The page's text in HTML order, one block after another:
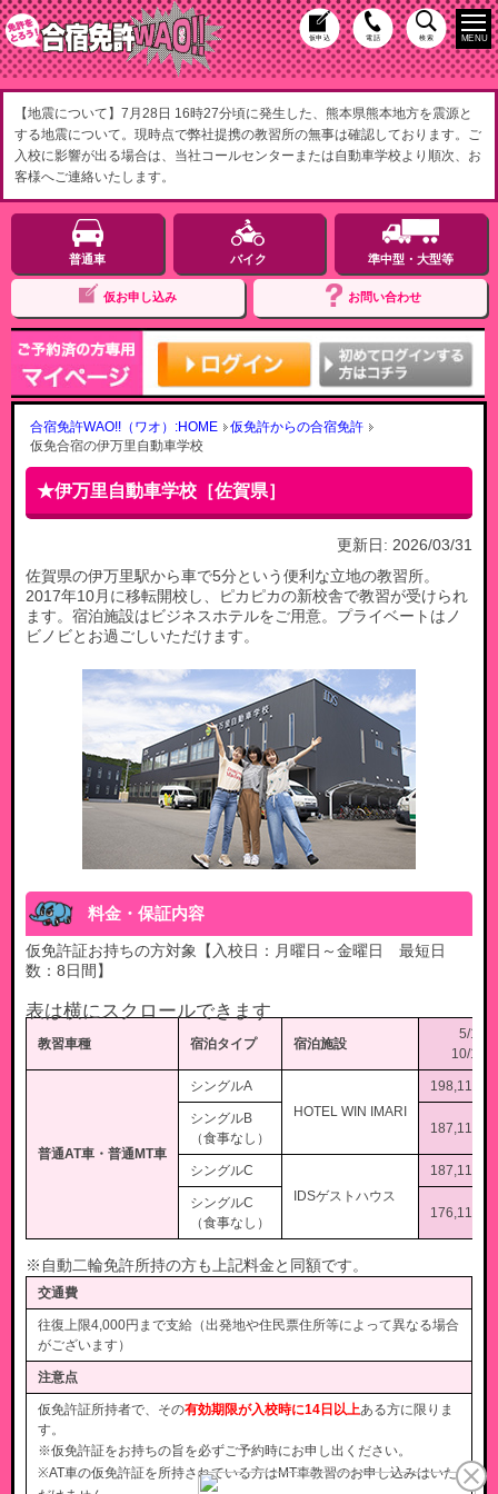
仮申込 電話 検索
【地震について】7月28日 16時27分頃に発生した、熊本県熊本地方を震源と
する地震について。現時点で弊社提携の教習所の無事は確認しております。ご
入校に影響が出る場合は、当社コールセンターまたは自動車学校より順次、お
客様へご連絡いたします。
普通車 バイク 準中型・大型等
仮お申し込み お問い合わせ
MENU
合宿免許WAO!!（ワオ）:HOME
仮免許からの合宿免許
仮免合宿の伊万里自動車学校
伊万里自動車学校［佐賀県］
更新日: 2026/03/31
佐賀県の伊万里駅から車で5分という便利な立地の教習所。
2017年10月に移転開校し、ピカピカの新校舎で教習が受けられ
ます。宿泊施設はビジネスホテルをご用意。プライベートはノ
ビノビとお過ごしいただけます。
料金・保証内容
仮免許証お持ちの方対象【入校日：月曜日～金曜日 最短日
数：8日間】
教習車種 宿泊タイプ 宿泊施設
5/1～
10/1～
普通AT車・普通MT車
シングルA
HOTEL WIN IMARI
198,110円
シングルB
（食事なし）
187,110円
シングルC
IDSゲストハウス
187,110円
シングルC
（食事なし）
176,110円
※自動二輪免許所持の方も上記料金と同額です。
交通費
往復上限4,000円まで支給（出発地や住民票住所等によって異なる場合
がございます）
注意点
仮免許証所持者で、その有効期限が入校時に14日以上ある方に限りま
す。
※仮免許証をお持ちの旨を必ずご予約時にお申し出ください。
※AT車の仮免許証を所持されている方はMT車教習のお申し込みはいた